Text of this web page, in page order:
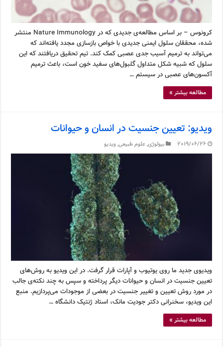
کرونوس – بر اساس مطالعه‌ی جدیدی که در Nature Immunology منتشر
شده، محققان سلول ایمنی جدیدی با خواص بازسازی مجدد یافته‌اند که
می‌تواند به ترمیم آسیب جدی عصبی کمک کند. تیم تحقیق دریافتند که این
سلول که شبیه شکل متداول گلبول‌های سفید خون است، باعث ترمیم
آکسون‌های عصبی در سیستم …
مطالعه بیشتر »
ویدیو: تعیین جنسیت در انسان و حیوانات
2019/06/26 بیولوژی,علوم طبیعی,ویدیو
ویدیوی جدید ما روی یوتیوب و آپارات قرار گرفت. در این ویدیو به روش‌های
تعیین جنسیت در انسان و حیوانات دیگر پرداخته و سپس به چند نکته‌ی جالب
در مورد روش تعیین و تغییر جنسیت در بعضی از موجودات می‌پردازیم. منبع
این ویدیو، سخنرانی دکتر جودیت مانک، استاد ژنتیک دانشگاه …
مطالعه بیشتر »